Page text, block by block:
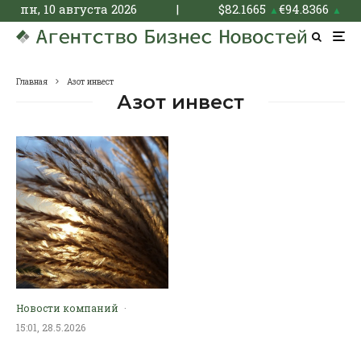
пн, 10 августа 2026 | $82.1665 ▲€94.8366 ▲
Главная Азот инвест
Азот инвест
Новости компаний ·
15:01, 28.5.2026